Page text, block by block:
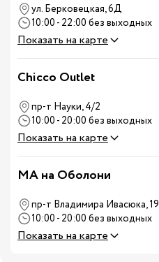
ул. Берковецкая, 6Д
10:00 - 22:00 без выходных
Показать на карте
Chicco Outlet
пр-т Науки, 4/2
10:00 - 20:00 без выходных
Показать на карте
MA на Оболони
пр-т Владимира Ивасюка, 19
10:00 - 20:00 без выходных
Показать на карте